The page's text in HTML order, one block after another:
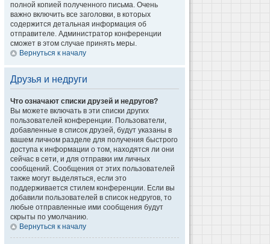
полной копией полученного письма. Очень
важно включить все заголовки, в которых
содержится детальная информация об
отправителе. Администратор конференции
сможет в этом случае принять меры.
Вернуться к началу
Друзья и недруги
Что означают списки друзей и недругов?
Вы можете включать в эти списки других
пользователей конференции. Пользователи,
добавленные в список друзей, будут указаны в
вашем личном разделе для получения быстрого
доступа к информации о том, находятся ли они
сейчас в сети, и для отправки им личных
сообщений. Сообщения от этих пользователей
также могут выделяться, если это
поддерживается стилем конференции. Если вы
добавили пользователей в список недругов, то
любые отправленные ими сообщения будут
скрыты по умолчанию.
Вернуться к началу